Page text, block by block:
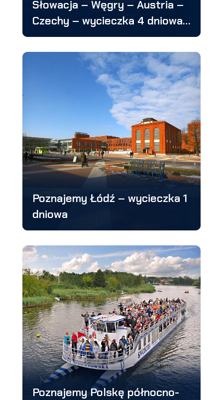
Słowacja – Węgry – Austria –
Czechy – wycieczka 4 dniowa
15 – 18.08.2024
Poznajemy Łódź – wycieczka 1
dniowa
Poznajemy Polskę północno-